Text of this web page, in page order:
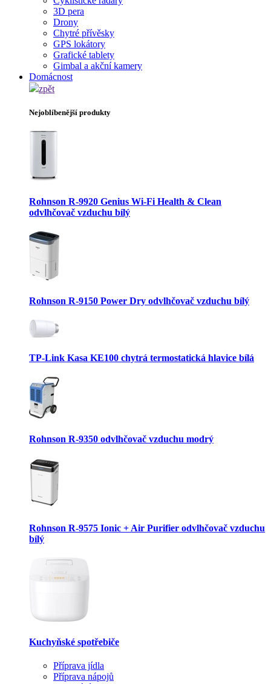
3D pera
Drony
Chytré přívěsky
GPS lokátory
Grafické tablety
Gimbal a akční kamery
Domácnost
zpět
Nejoblíbenější produkty
Rohnson R-9920 Genius Wi-Fi Health & Clean
odvlhčovač vzduchu bílý
Rohnson R-9150 Power Dry odvlhčovač vzduchu bílý
TP-Link Kasa KE100 chytrá termostatická hlavice bílá
Rohnson R-9350 odvlhčovač vzduchu modrý
Rohnson R-9575 Ionic + Air Purifier odvlhčovač vzduchu
bílý
Kuchyňské spotřebiče
Příprava jídla
Příprava nápojů